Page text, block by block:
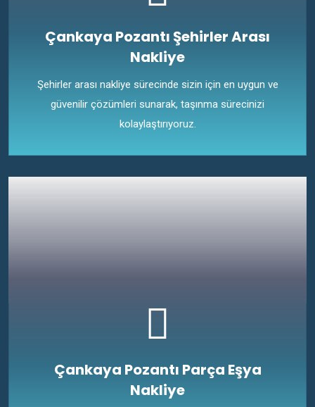
Çankaya Pozantı Şehirler Arası
Nakliye
Şehirler arası nakliye sürecinde sizin için en uygun ve
güvenilir çözümleri sunarak, taşınma sürecinizi
kolaylaştırıyoruz.
Çankaya Pozantı Parça Eşya
Nakliye